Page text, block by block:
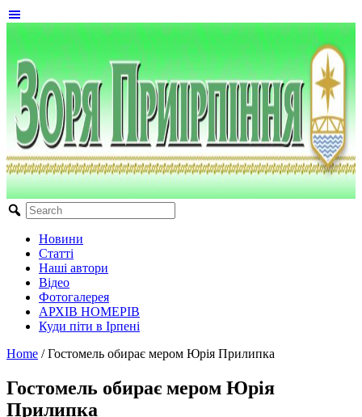
Новини
Статті
Наші автори
Відео
Фотогалерея
АРХІВ НОМЕРІВ
Куди піти в Ірпені
Home / Гостомель обирає мером Юрія Прилипка
Гостомель обирає мером Юрія
Прилипка